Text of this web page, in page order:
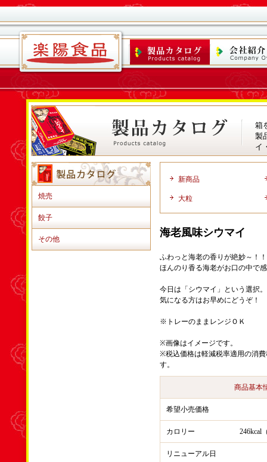
箱
製
イ
焼売
餃子
その他
新商品
大粒
海老風味シウマイ
ふわっと海老の香りが絶妙～！！
ほんのり香る海老がお口の中で
今日は「シウマイ」という選択。
気になる方はお早めにどうぞ！
※トレーのままレンジＯＫ
※画像はイメージです。
※税込価格は軽減税率適用の消
す。
商品基本
希望小売価格
カロリー 246kcal
リニューアル日